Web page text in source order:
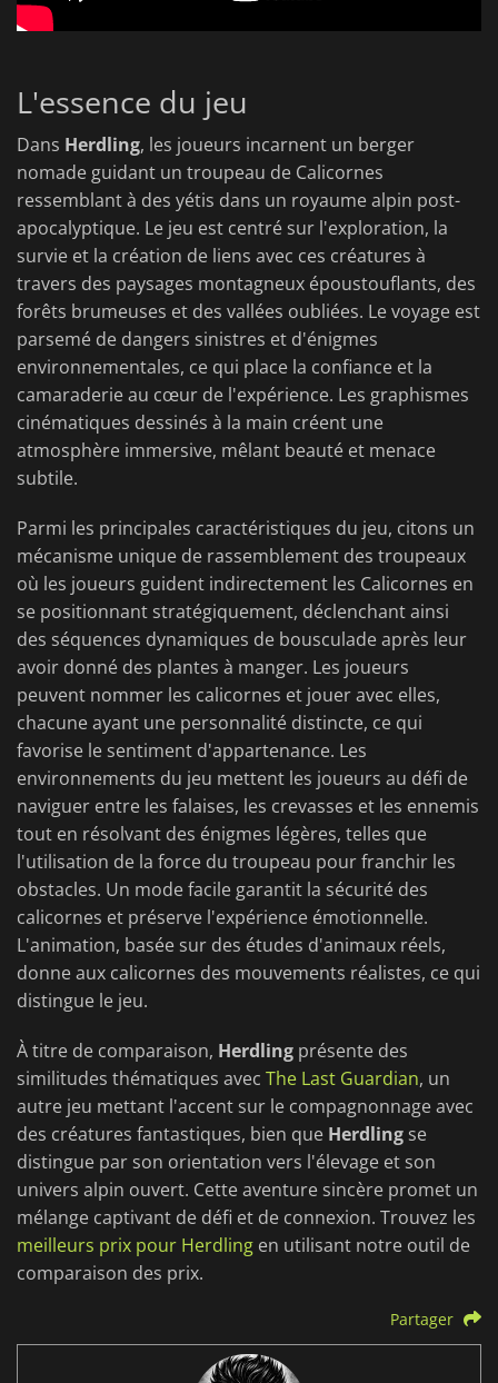
L'essence du jeu
Dans Herdling, les joueurs incarnent un berger
nomade guidant un troupeau de Calicornes
ressemblant à des yétis dans un royaume alpin post-
apocalyptique. Le jeu est centré sur l'exploration, la
survie et la création de liens avec ces créatures à
travers des paysages montagneux époustouflants, des
forêts brumeuses et des vallées oubliées. Le voyage est
parsemé de dangers sinistres et d'énigmes
environnementales, ce qui place la confiance et la
camaraderie au cœur de l'expérience. Les graphismes
cinématiques dessinés à la main créent une
atmosphère immersive, mêlant beauté et menace
subtile.
Parmi les principales caractéristiques du jeu, citons un
mécanisme unique de rassemblement des troupeaux
où les joueurs guident indirectement les Calicornes en
se positionnant stratégiquement, déclenchant ainsi
des séquences dynamiques de bousculade après leur
avoir donné des plantes à manger. Les joueurs
peuvent nommer les calicornes et jouer avec elles,
chacune ayant une personnalité distincte, ce qui
favorise le sentiment d'appartenance. Les
environnements du jeu mettent les joueurs au défi de
naviguer entre les falaises, les crevasses et les ennemis
tout en résolvant des énigmes légères, telles que
l'utilisation de la force du troupeau pour franchir les
obstacles. Un mode facile garantit la sécurité des
calicornes et préserve l'expérience émotionnelle.
L'animation, basée sur des études d'animaux réels,
donne aux calicornes des mouvements réalistes, ce qui
distingue le jeu.
À titre de comparaison, Herdling présente des
similitudes thématiques avec The Last Guardian, un
autre jeu mettant l'accent sur le compagnonnage avec
des créatures fantastiques, bien que Herdling se
distingue par son orientation vers l'élevage et son
univers alpin ouvert. Cette aventure sincère promet un
mélange captivant de défi et de connexion. Trouvez les
meilleurs prix pour Herdling en utilisant notre outil de
comparaison des prix.
Partager